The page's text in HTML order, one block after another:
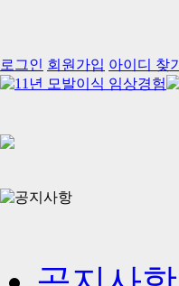
로그인 회원가입 아이디 찾기